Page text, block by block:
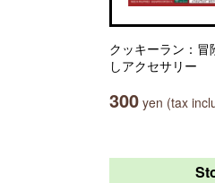
クッキーラン：冒
しアクセサリー
300 yen (tax